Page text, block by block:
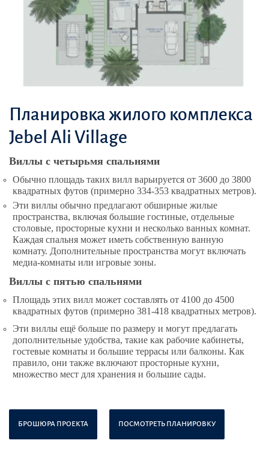
Планировка жилого комплекса
Jebel Ali Village
Виллы с четырьмя спальнями
Обычно площадь таких вилл варьируется от 3600 до 3800
квадратных футов (примерно 334-353 квадратных метров).
Эти виллы обычно предлагают обширные жилые
пространства, включая большие гостиные, отдельные
столовые, просторные кухни и несколько ванных комнат.
Каждая спальня может иметь собственную ванную
комнату. Дополнительные пространства могут включать
медиа-комнаты или игровые зоны.
Виллы с пятью спальнями
Площадь этих вилл может составлять от 4100 до 4500
квадратных футов (примерно 381-418 квадратных метров).
Эти виллы ещё больше по размеру и могут предлагать
дополнительные удобства, такие как рабочие кабинеты,
гостевые комнаты и большие террасы или балконы. Как
правило, они также включают просторные кухни,
множество мест для хранения и большие сады.
БРОШЮРА ПРОЕКТА ПОСМОТРЕТЬ ПЛАНИРОВКУ